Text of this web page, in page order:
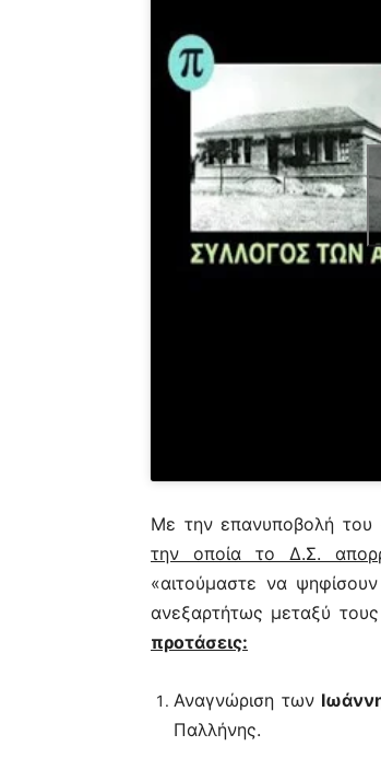
Με την επανυποβολή του
την οποία το Δ.Σ.
«αιτούμαστε να
ανεξαρτήτως μεταξύ
προτάσεις:
Αναγνώριση των
Παλλήνης.